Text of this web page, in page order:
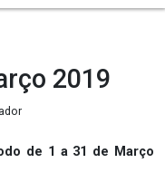
2019
de 1 a 31 de Março